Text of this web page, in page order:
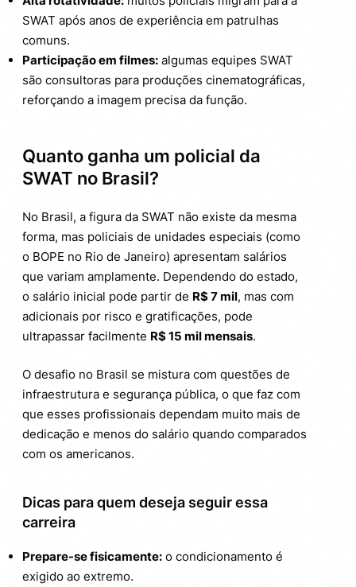
SWAT após anos de experiência em patrulhas
comuns.
Participação em filmes: algumas equipes SWAT
são consultoras para produções cinematográficas,
reforçando a imagem precisa da função.
Quanto ganha um policial da
SWAT no Brasil?
No Brasil, a figura da SWAT não existe da mesma
forma, mas policiais de unidades especiais (como
o BOPE no Rio de Janeiro) apresentam salários
que variam amplamente. Dependendo do estado,
o salário inicial pode partir de R$ 7 mil, mas com
adicionais por risco e gratificações, pode
ultrapassar facilmente R$ 15 mil mensais.
O desafio no Brasil se mistura com questões de
infraestrutura e segurança pública, o que faz com
que esses profissionais dependam muito mais de
dedicação e menos do salário quando comparados
com os americanos.
Dicas para quem deseja seguir essa
carreira
Prepare-se fisicamente: o condicionamento é
exigido ao extremo.